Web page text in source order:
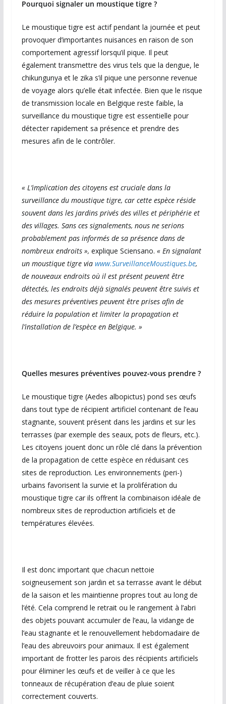
Pourquoi signaler un moustique tigre ?
Le moustique tigre est actif pendant la journée et peut
provoquer d’importantes nuisances en raison de son
comportement agressif lorsqu’il pique. Il peut
également transmettre des virus tels que la dengue, le
chikungunya et le zika s’il pique une personne revenue
de voyage alors qu’elle était infectée. Bien que le risque
de transmission locale en Belgique reste faible, la
surveillance du moustique tigre est essentielle pour
détecter rapidement sa présence et prendre des
mesures afin de le contrôler.
« L’implication des citoyens est cruciale dans la
surveillance du moustique tigre, car cette espèce réside
souvent dans les jardins privés des villes et périphérie et
des villages. Sans ces signalements, nous ne serions
probablement pas informés de sa présence dans de
nombreux endroits », explique Sciensano. « En signalant
un moustique tigre via www.SurveillanceMoustiques.be,
de nouveaux endroits où il est présent peuvent être
détectés, les endroits déjà signalés peuvent être suivis et
des mesures préventives peuvent être prises afin de
réduire la population et limiter la propagation et
l’installation de l’espèce en Belgique. »
Quelles mesures préventives pouvez-vous prendre ?
Le moustique tigre (Aedes albopictus) pond ses œufs
dans tout type de récipient artificiel contenant de l’eau
stagnante, souvent présent dans les jardins et sur les
terrasses (par exemple des seaux, pots de fleurs, etc.).
Les citoyens jouent donc un rôle clé dans la prévention
de la propagation de cette espèce en réduisant ces
sites de reproduction. Les environnements (peri-)
urbains favorisent la survie et la prolifération du
moustique tigre car ils offrent la combinaison idéale de
nombreux sites de reproduction artificiels et de
températures élevées.
Il est donc important que chacun nettoie
soigneusement son jardin et sa terrasse avant le début
de la saison et les maintienne propres tout au long de
l’été. Cela comprend le retrait ou le rangement à l’abri
des objets pouvant accumuler de l’eau, la vidange de
l’eau stagnante et le renouvellement hebdomadaire de
l’eau des abreuvoirs pour animaux. Il est également
important de frotter les parois des récipients artificiels
pour éliminer les œufs et de veiller à ce que les
tonneaux de récupération d’eau de pluie soient
correctement couverts.